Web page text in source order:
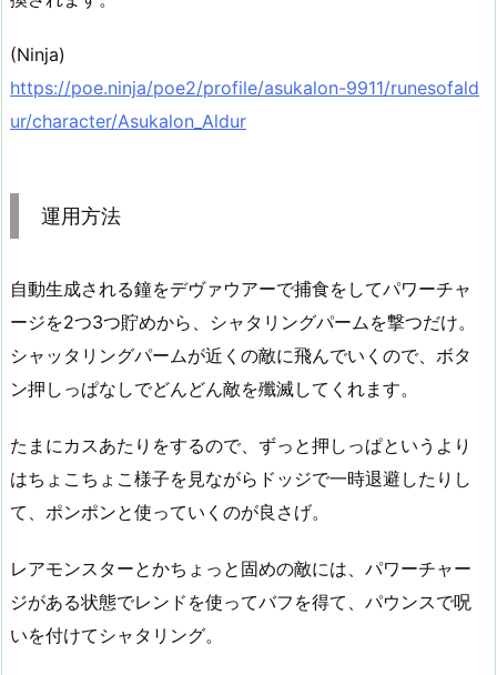
(Ninja)
https://poe.ninja/poe2/profile/asukalon-9911/runesofald
ur/character/Asukalon_Aldur
運用方法
自動生成される鐘をデヴァウアーで捕食をしてパワーチャ
ージを2つ3つ貯めから、シャタリングパームを撃つだけ。
シャッタリングパームが近くの敵に飛んでいくので、ボタ
ン押しっぱなしでどんどん敵を殲滅してくれます。
たまにカスあたりをするので、ずっと押しっぱというより
はちょこちょこ様子を見ながらドッジで一時退避したりし
て、ポンポンと使っていくのが良さげ。
レアモンスターとかちょっと固めの敵には、パワーチャー
ジがある状態でレンドを使ってバフを得て、パウンスで呪
いを付けてシャタリング。